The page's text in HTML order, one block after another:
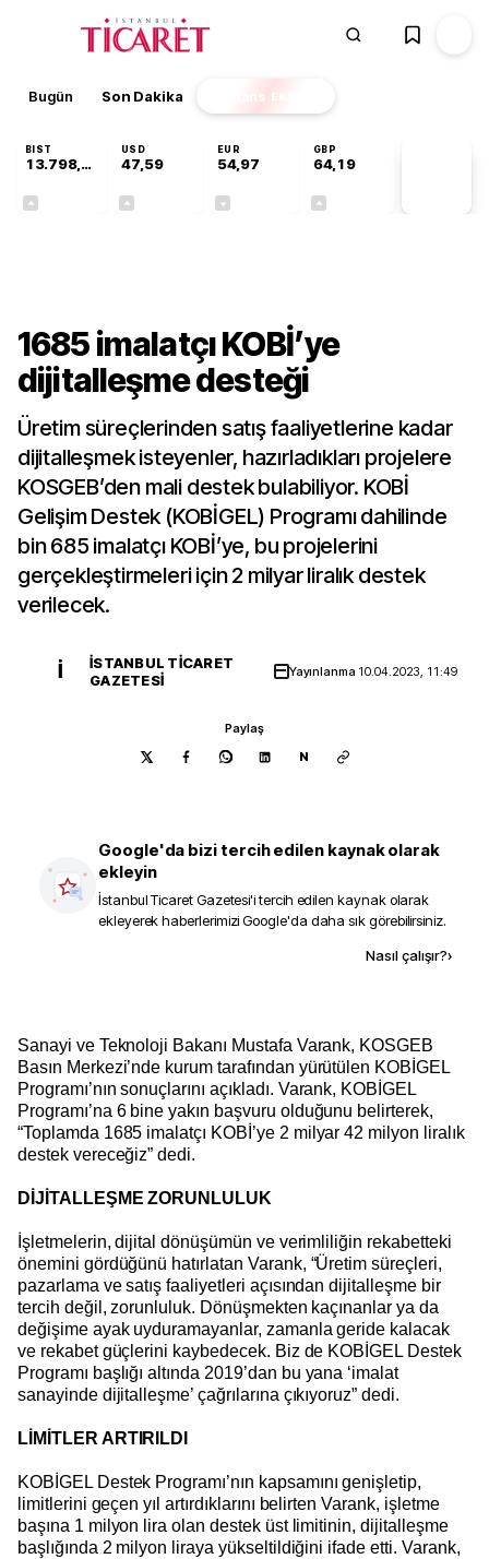
Bugün Son Dakika Finans EKSTRA
BIST
13.798,82
USD
47,59
EUR
54,97
GBP
64,19
1685 imalatçı KOBİ’ye
dijitalleşme desteği
Üretim süreçlerinden satış faaliyetlerine kadar
dijitalleşmek isteyenler, hazırladıkları projelere
KOSGEB’den mali destek bulabiliyor. KOBİ
Gelişim Destek (KOBİGEL) Programı dahilinde
bin 685 imalatçı KOBİ’ye, bu projelerini
gerçekleştirmeleri için 2 milyar liralık destek
verilecek.
İ
İSTANBUL TICARET
GAZETESI
Yayınlanma 10.04.2023, 11:49
Paylaş
N
Google'da bizi tercih edilen kaynak olarak
ekleyin
İstanbul Ticaret Gazetesi'i tercih edilen kaynak olarak
ekleyerek haberlerimizi Google'da daha sık görebilirsiniz.
Nasıl çalışır?›
Sanayi ve Teknoloji Bakanı Mustafa Varank, KOSGEB
Basın Merkezi’nde kurum tarafından yürütülen KOBİGEL
Programı’nın sonuçlarını açıkladı. Varank, KOBİGEL
Programı’na 6 bine yakın başvuru olduğunu belirterek,
“Toplamda 1685 imalatçı KOBİ’ye 2 milyar 42 milyon liralık
destek vereceğiz” dedi.
DİJİTALLEŞME ZORUNLULUK
İşletmelerin, dijital dönüşümün ve verimliliğin rekabetteki
önemini gördüğünü hatırlatan Varank, “Üretim süreçleri,
pazarlama ve satış faaliyetleri açısından dijitalleşme bir
tercih değil, zorunluluk. Dönüşmekten kaçınanlar ya da
değişime ayak uyduramayanlar, zamanla geride kalacak
ve rekabet güçlerini kaybedecek. Biz de KOBİGEL Destek
Programı başlığı altında 2019’dan bu yana ‘imalat
sanayinde dijitalleşme’ çağrılarına çıkıyoruz” dedi.
LİMİTLER ARTIRILDI
KOBİGEL Destek Programı’nın kapsamını genişletip,
limitlerini geçen yıl artırdıklarını belirten Varank, işletme
başına 1 milyon lira olan destek üst limitinin, dijitalleşme
başlığında 2 milyon liraya yükseltildiğini ifade etti. Varank,